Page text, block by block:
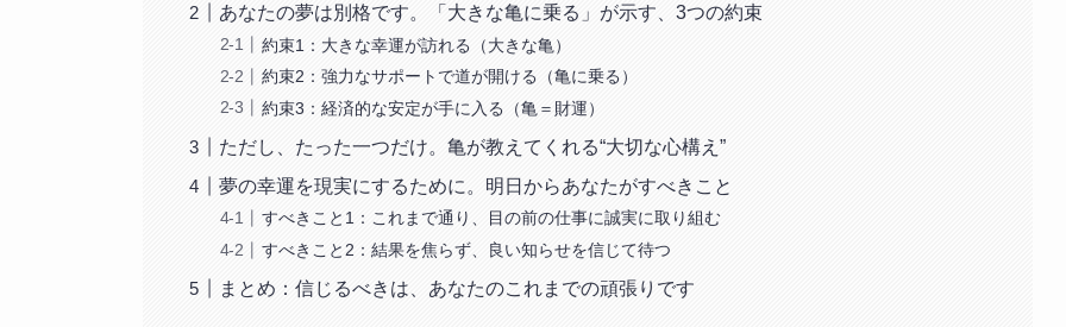
あなたの夢は別格です。「大きな亀に乗る」が示す、3つの約束
約束1：大きな幸運が訪れる（大きな亀）
約束2：強力なサポートで道が開ける（亀に乗る）
約束3：経済的な安定が手に入る（亀＝財運）
ただし、たった一つだけ。亀が教えてくれる“大切な心構え”
夢の幸運を現実にするために。明日からあなたがすべきこと
すべきこと1：これまで通り、目の前の仕事に誠実に取り組む
すべきこと2：結果を焦らず、良い知らせを信じて待つ
まとめ：信じるべきは、あなたのこれまでの頑張りです